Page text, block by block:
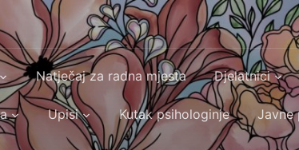
Natječaj za radna mjesta Djelatnici
Upisi Kutak psihologinje Javne